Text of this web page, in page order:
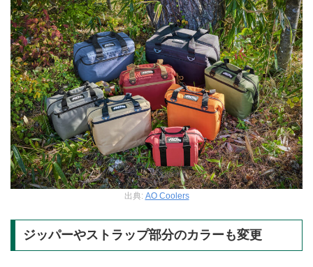
出典: AO Coolers
ジッパーやストラップ部分のカラーも変更